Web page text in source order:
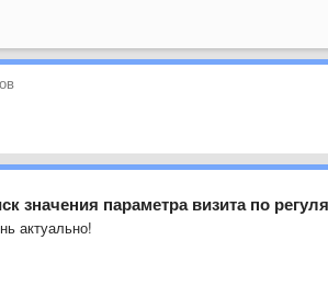
значения параметра визита по
актуально!